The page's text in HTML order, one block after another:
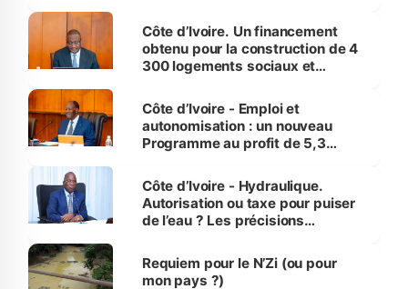
Côte d’Ivoire. Un financement
obtenu pour la construction de 4
300 logements sociaux et
et Yamoussoukro
Côte d’Ivoire - Emploi et
autonomisation : un nouveau
Programme au profit de 5,3
Côte d’Ivoire - Hydraulique.
Autorisation ou taxe pour puiser
de l’eau ? Les précisions
Requiem pour le N’Zi (ou pour
mon pays ?)